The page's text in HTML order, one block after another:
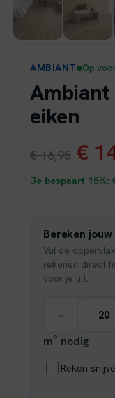
AMBIANT Op
eiken
€16,95
€
€
Je bespaart 15%:
Bereken
Vul de
rekenen direct
voor je uit.
−
m² nodig
Reken